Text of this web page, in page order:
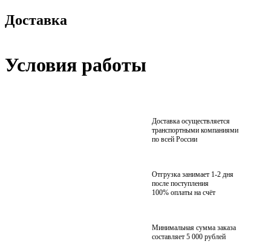
Доставка
Условия работы
Доставка осуществляется
транспортными компаниями
по всей России
Отгрузка занимает 1-2 дня
после поступления
100% оплаты на счёт
Минимальная сумма заказа
составляет 5 000 рублей